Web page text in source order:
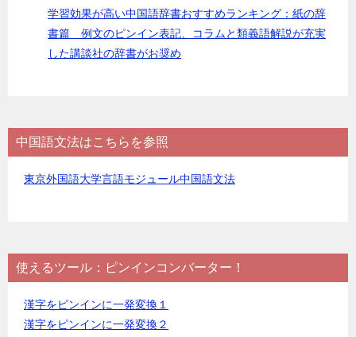
学習効果が高い中国語辞書おすすめランキング：紙の辞
書篇 例文のピンイン表記、コラムと類義語解説が充実
した講談社の辞書がお奨め
中国語文法はこちらを参照
東京外国語大学言語モジュール中国語文法
使えるツール：ピンインコンバーター！
漢字をピンインに一発変換１
漢字をピンインに一発変換２